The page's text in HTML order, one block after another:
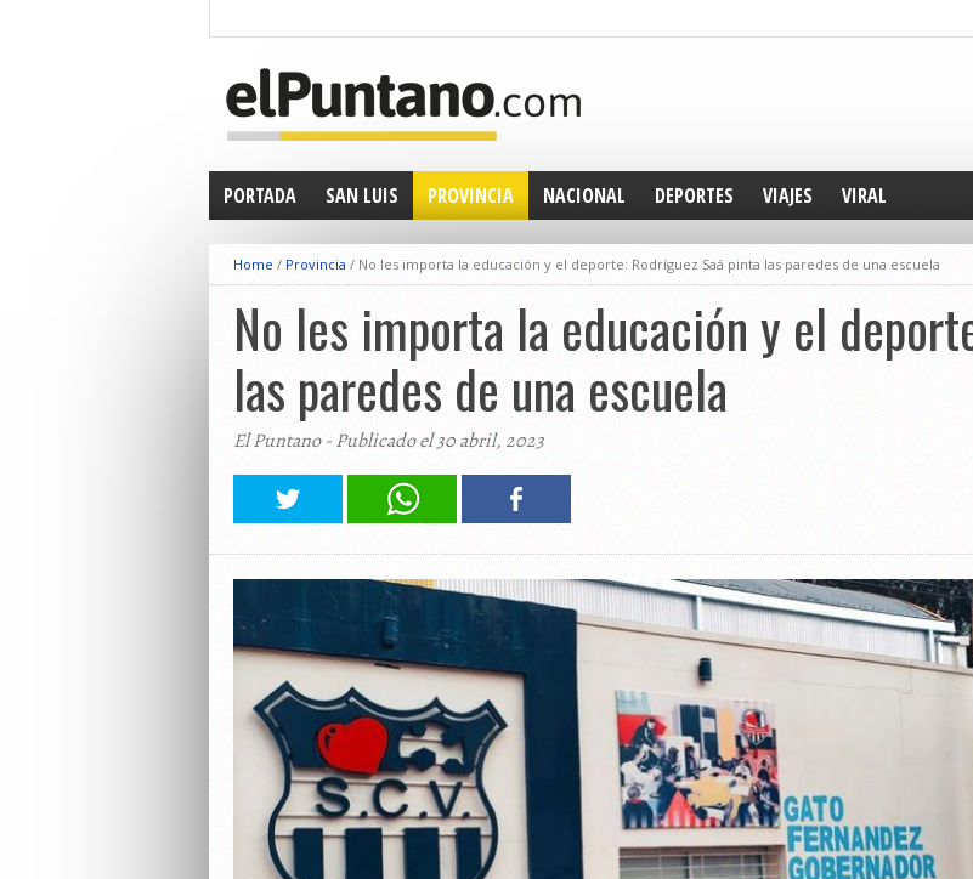
PORTADA SAN LUIS PROVINCIA NACIONAL DEPORTES VIAJES VIRAL
Home / Provincia / No les importa la educación y el deporte: Rodríguez Saá pinta las paredes de una escuela
No les importa la educación y el
las paredes de una escuela
El Puntano - Publicado el 30 abril, 2023